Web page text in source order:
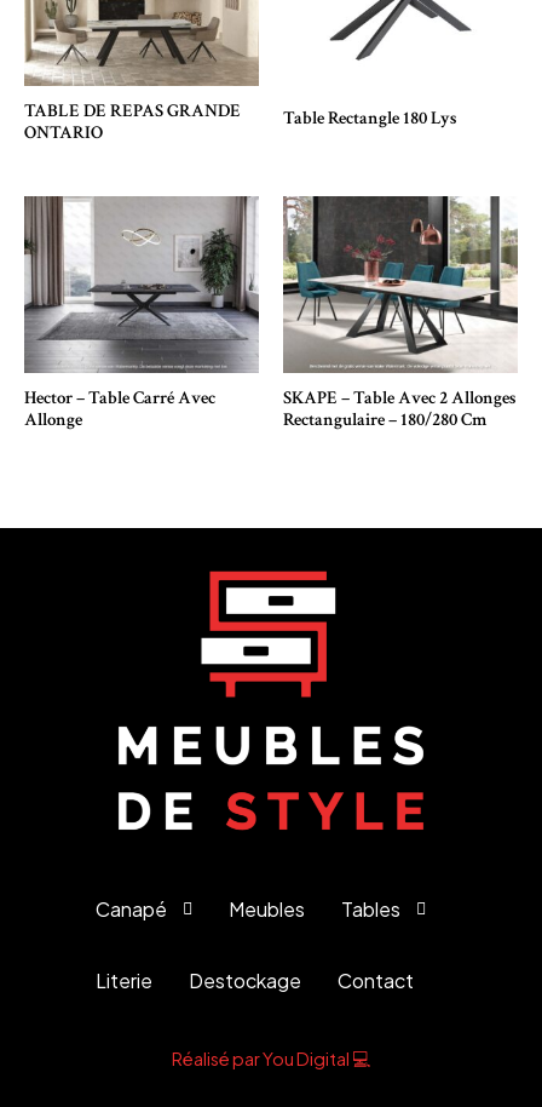
TABLE DE REPAS GRANDE
ONTARIO
Table Rectangle 180 Lys
Hector – Table Carré Avec
Allonge
SKAPE – Table Avec 2 Allonges
Rectangulaire – 180/280 Cm
Canapé Meubles Tables
Literie Destockage Contact
Réalisé par You Digital 💻